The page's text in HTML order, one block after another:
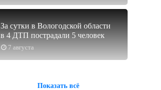
7 августа
За сутки в Вологодской области
в 4 ДТП пострадали 5 человек
Показать всё